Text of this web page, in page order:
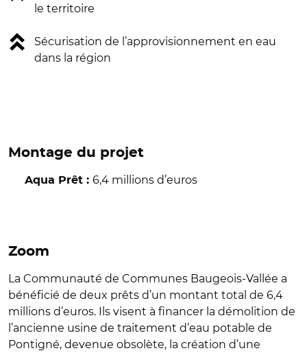
le territoire
Sécurisation de l’approvisionnement en eau
dans la région
Montage du projet
Aqua Prêt : 6,4 millions d’euros
Zoom
La Communauté de Communes Baugeois-Vallée a
bénéficié de deux prêts d’un montant total de 6,4
millions d’euros. Ils visent à financer la démolition de
l’ancienne usine de traitement d’eau potable de
Pontigné, devenue obsolète, la création d’une